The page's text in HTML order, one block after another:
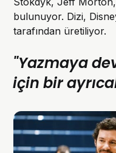
bulunuyor. Dizi,
tarafından üretiliyor.
"Yazmaya
için bir